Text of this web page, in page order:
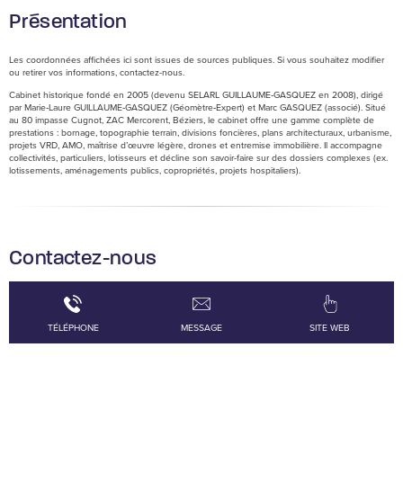
Présentation
Les coordonnées affichées ici sont issues de sources publiques. Si vous souhaitez modifier
ou retirer vos informations, contactez-nous.
Cabinet historique fondé en 2005 (devenu SELARL GUILLAUME‑GASQUEZ en 2008), dirigé
par Marie‑Laure GUILLAUME‑GASQUEZ (Géomètre‑Expert) et Marc GASQUEZ (associé). Situé
au 80 impasse Cugnot, ZAC Mercorent, Béziers, le cabinet offre une gamme complète de
prestations : bornage, topographie terrain, divisions foncières, plans architecturaux, urbanisme,
projets VRD, AMO, maîtrise d’œuvre légère, drones et entremise immobilière. Il accompagne
collectivités, particuliers, lotisseurs et décline son savoir-faire sur des dossiers complexes (ex.
lotissements, aménagements publics, copropriétés, projets hospitaliers).
Contactez-nous
TÉLÉPHONE MESSAGE SITE WEB